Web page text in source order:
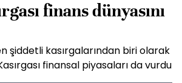
finans dünyasını
şiddetli kasırgalarından biri olarak
finansal piyasaları da vurdu